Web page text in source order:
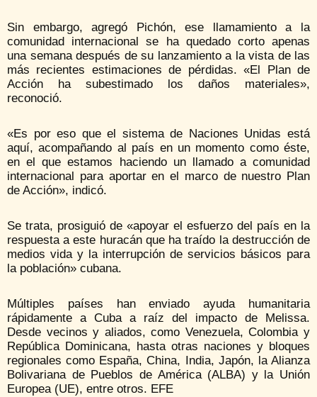
Sin embargo, agregó Pichón, ese llamamiento a la
comunidad internacional se ha quedado corto apenas
una semana después de su lanzamiento a la vista de las
más recientes estimaciones de pérdidas. «El Plan de
Acción ha subestimado los daños materiales»,
reconoció.
«Es por eso que el sistema de Naciones Unidas está
aquí, acompañando al país en un momento como éste,
en el que estamos haciendo un llamado a comunidad
internacional para aportar en el marco de nuestro Plan
de Acción», indicó.
Se trata, prosiguió de «apoyar el esfuerzo del país en la
respuesta a este huracán que ha traído la destrucción de
medios vida y la interrupción de servicios básicos para
la población» cubana.
Múltiples países han enviado ayuda humanitaria
rápidamente a Cuba a raíz del impacto de Melissa.
Desde vecinos y aliados, como Venezuela, Colombia y
República Dominicana, hasta otras naciones y bloques
regionales como España, China, India, Japón, la Alianza
Bolivariana de Pueblos de América (ALBA) y la Unión
Europea (UE), entre otros. EFE